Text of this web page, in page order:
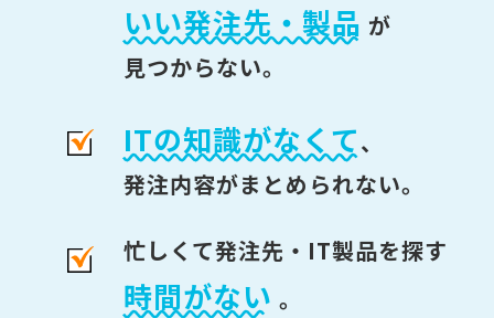
いい発注先・製品 が
見つからない。
ITの知識がなくて、
発注内容がまとめられない。
忙しくて発注先・IT製品を探す
時間がない 。